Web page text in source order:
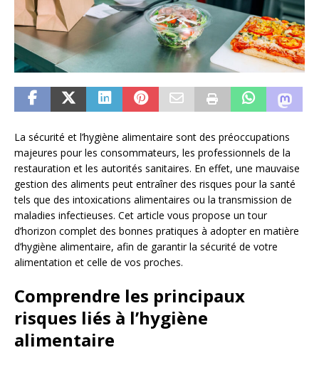
La sécurité et l’hygiène alimentaire sont des préoccupations
majeures pour les consommateurs, les professionnels de la
restauration et les autorités sanitaires. En effet, une mauvaise
gestion des aliments peut entraîner des risques pour la santé
tels que des intoxications alimentaires ou la transmission de
maladies infectieuses. Cet article vous propose un tour
d’horizon complet des bonnes pratiques à adopter en matière
d’hygiène alimentaire, afin de garantir la sécurité de votre
alimentation et celle de vos proches.
Comprendre les principaux
risques liés à l’hygiène
alimentaire